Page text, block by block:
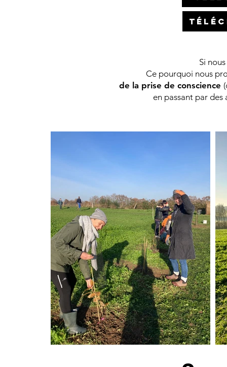
Si
Ce pourquoi nous
de la prise de conscience
en passant par